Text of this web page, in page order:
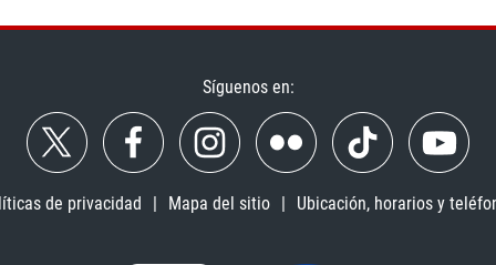
Síguenos en:
de privacidad Mapa del sitio Ubicación, horarios y